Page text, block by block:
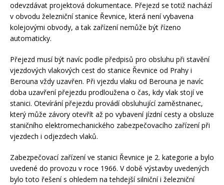
odevzdávat projektová dokumentace. Přejezd se totiž nachází
v obvodu železniční stanice Řevnice, která není vybavena
kolejovými obvody, a tak zařízení nemůže být řízeno
automaticky.
Přejezd musí být navíc podle předpisů pro obsluhu při stavění
vjezdových vlakových cest do stanice Řevnice od Prahy i
Berouna vždy uzavřen. Při vjezdu vlaku od Berouna je navíc
doba uzavření přejezdu prodloužena o čas, kdy vlak stojí ve
stanici. Otevírání přejezdu provádí obsluhující zaměstnanec,
který může závory otevřít až po vybavení jízdní cesty a obsluze
staničního elektromechanického zabezpečovacího zařízení při
vjezdech i odjezdech vlaků.
Zabezpečovací zařízení ve stanici Řevnice je 2. kategorie a bylo
uvedené do provozu v roce 1966. V době výstavby uvedených
bylo toto řešení s ohledem na tehdejší silniční i železniční